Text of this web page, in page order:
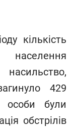
кількість
населення
429
були
обстрілів